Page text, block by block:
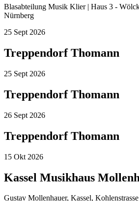
Blasabteilung Musik Klier | Haus 3 -
Nürnberg
25 Sept 2026
Treppendorf Thomann
25 Sept 2026
Treppendorf Thomann
26 Sept 2026
Treppendorf Thomann
15 Okt 2026
Kassel Musikhaus
Gustav Mollenhauer, Kassel,